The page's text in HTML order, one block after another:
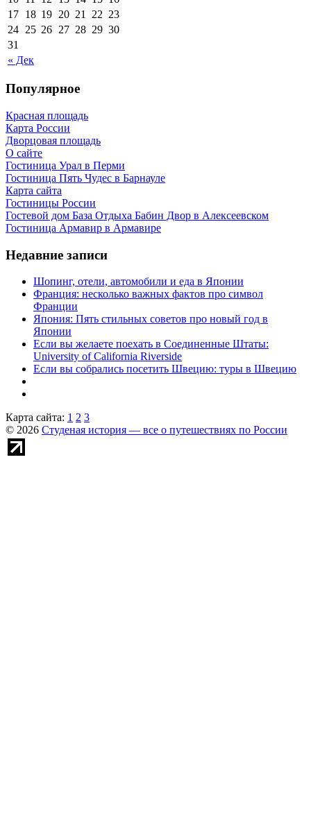
« Дек
17 18 19 20 21 22 23
24 25 26 27 28 29 30
31
Популярное
Красная площадь
Карта России
Дворцовая площадь
О сайте
Гостиница Урал в Перми
Гостиница Пять Чудес в Барнауле
Карта сайта
Гостиницы России
Гостевой дом База Отдыха Бабин Двор в Алексеевском
Гостиница Армавир в Армавире
Недавние записи
Шопинг, отели, автомобили и еда в Японии
Франция: несколько важных фактов про символ
Франции
Япония: Пять стильных советов про новый год в
Японии
Если вы желаете поехать в Соединенные Штаты:
University of California Riverside
Если вы собрались посетить Швецию: туры в Швецию
Карта сайта: 1 2 3
© 2026 Студеная история — все о путешествиях по России